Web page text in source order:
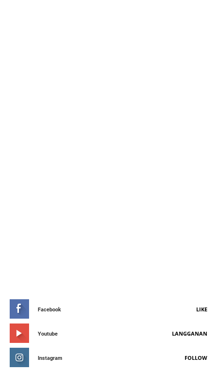
Facebook LIKE
Youtube LANGGANAN
Instagram FOLLOW